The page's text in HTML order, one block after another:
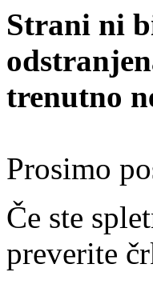
Strani ni
trenutno
Prosimo
Če ste
preverite